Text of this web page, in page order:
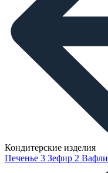
Кондитерские изделия
Печенье 3 Зефир 2 Вафли